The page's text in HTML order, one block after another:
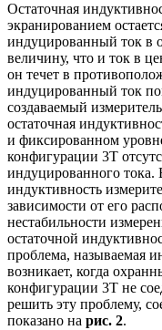
Остаточная
экранированием
индуцированный ток в
величину, что и ток в
он течет в
индуцированный ток
создаваемый
остаточная
и фиксированном
конфигурации 3T
индуцированного тока.
индуктивность
зависимости от его
нестабильности
остаточной
проблема, называемая
возникает, когда
конфигурации 3T не
решить эту проблему,
показано на рис. 2.